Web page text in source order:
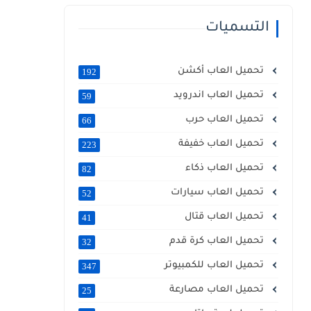
التسميات
تحميل العاب أكشن 192
تحميل العاب اندرويد 59
تحميل العاب حرب 66
تحميل العاب خفيفة 223
تحميل العاب ذكاء 82
تحميل العاب سيارات 52
تحميل العاب قتال 41
تحميل العاب كرة قدم 32
تحميل العاب للكمبيوتر 347
تحميل العاب مصارعة 25